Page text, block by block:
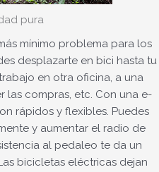
pura
mínimo problema para los
desplazarte en bici hasta tu
en otra oficina, a una
las compras, etc. Con una e-
rápidos y flexibles. Puedes
y aumentar el radio de
al pedaleo te da un
bicicletas eléctricas dejan